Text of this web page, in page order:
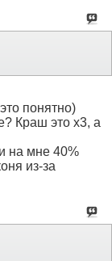
понятно)
Краш это х3, а
на мне 40%
из-за